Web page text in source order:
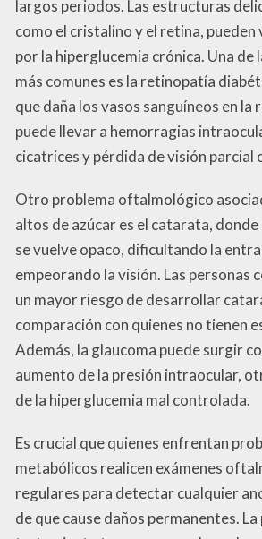
largos periodos. Las estructuras
como el cristalino y el retina,
por la hiperglucemia crónica. Una de
más comunes es la retinopatía
que daña los vasos sanguíneos en la
puede llevar a hemorragias
cicatrices y pérdida de visión parcial
Otro problema oftalmológico
altos de azúcar es el catarata,
se vuelve opaco, dificultando la
empeorando la visión. Las personas
un mayor riesgo de desarrollar
comparación con quienes no tienen
Además, la glaucoma puede surgir
aumento de la presión intraocular,
de la hiperglucemia mal controlada.
Es crucial que quienes enfrentan
metabólicos realicen exámenes
regulares para detectar cualquier
de que cause daños permanentes.